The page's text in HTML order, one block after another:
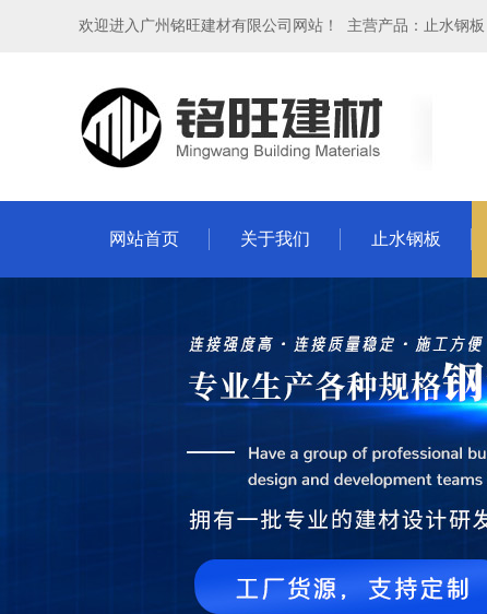
欢迎进入广州铭旺建材有限公司网站！ 主营产品：止水钢
网站首页 关于我们 止水钢板